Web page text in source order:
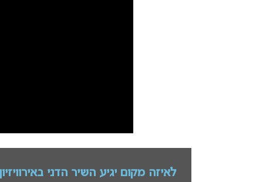
לאיזה מקום יגיע השיר הדני באירוויזיון 2025 לדעתך? עלייך להצביע כדי לצפות